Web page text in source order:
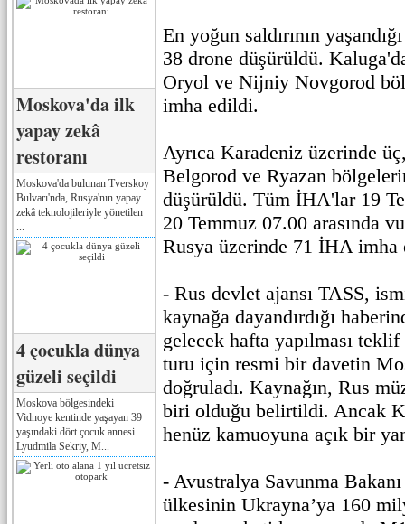
Moskova'da ilk
yapay zekâ
restoranı
Moskova'da bulunan Tverskoy
Bulvarı'nda, Rusya'nın yapay
zekâ teknolojileriyle yönetilen
4 çocukla dünya
güzeli seçildi
Moskova bölgesindeki
Vidnoye kentinde yaşayan 39
yaşındaki dört çocuk annesi
Lyudmila Sekriy, M...
En yoğun saldırının
38 drone düşürüldü.
Oryol ve Nijniy Novgorod
imha edildi.
Ayrıca Karadeniz üzerinde
Belgorod ve Ryazan
düşürüldü. Tüm İHA'lar 19
20 Temmuz 07.00 arasında
Rusya üzerinde 71 İHA
- Rus devlet ajansı TASS,
kaynağa dayandırdığı
gelecek hafta yapılması
turu için resmi bir davetin
doğruladı. Kaynağın, Rus
biri olduğu belirtildi. Ancak
henüz kamuoyuna açık bir
- Avustralya Savunma
ülkesinin Ukrayna’ya 160